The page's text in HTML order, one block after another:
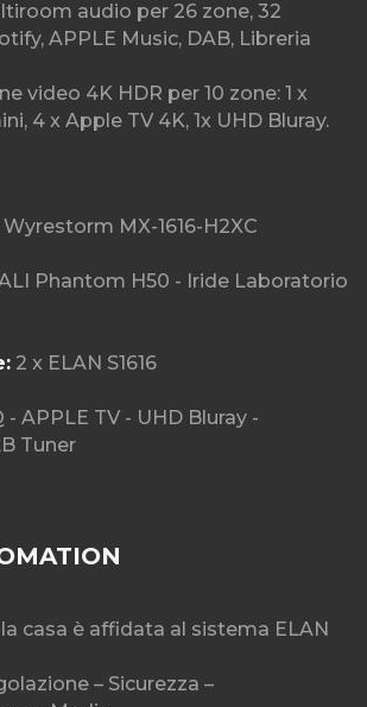
audio per 26 zone, 32
APPLE Music, DAB, Libreria
video 4K HDR per 10 zone: 1 x
4 x Apple TV 4K, 1x UHD Bluray.
Wyrestorm MX-1616-H2XC
Phantom H50 - Iride Laboratorio
2 x ELAN S1616
- APPLE TV - UHD Bluray -
Tuner
casa è affidata al sistema ELAN
– Sicurezza –